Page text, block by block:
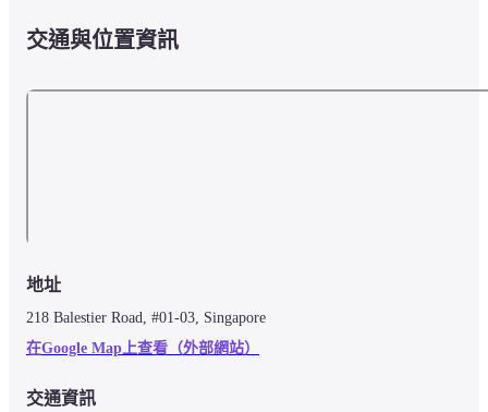
交通與位置資訊
地址
218 Balestier Road, #01-03, Singapore
在Google Map上查看（外部網站）
交通資訊